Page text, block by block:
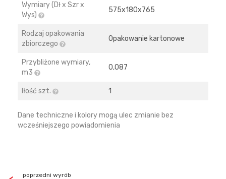
Wymiary (Dł x Szr x
Wys)
575х180х765
Rodzaj opakowania
zbiorczego
Opakowanie kartonowe
Przybliżone wymiary,
m3
0,087
Iłość szt. 1
Dane techniczne i kolory mogą ulec zmianie bez
wcześniejszego powiadomienia
poprzedni wyrób